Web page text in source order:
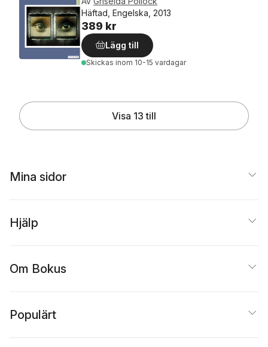
Häftad, Engelska, 2013
389 kr
Lägg till
Skickas inom 10-15 vardagar
Visa 13 till
Mina sidor
Hjälp
Om Bokus
Populärt